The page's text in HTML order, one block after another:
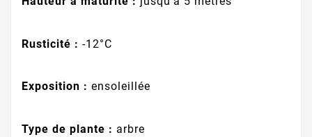
Rusticité : -12°C
Exposition : ensoleillée
Type de plante : arbre